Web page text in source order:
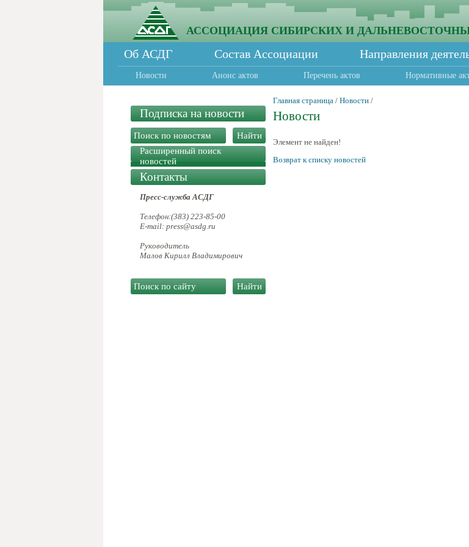
АССОЦИАЦИЯ СИБИРСКИХ И
Об АСДГ Состав Ассоциации Направления
Новости Анонс актов Перечень актов Нормативные
Подписка на новости
Расширенный поиск
новостей
Контакты
Пресс-служба АСДГ
Телефон:(383) 223-85-00
E-mail: press@asdg.ru
Руководитель
Малов Кирилл Владимирович
Главная страница / Новости /
Новости
Элемент не найден!
Возврат к списку новостей